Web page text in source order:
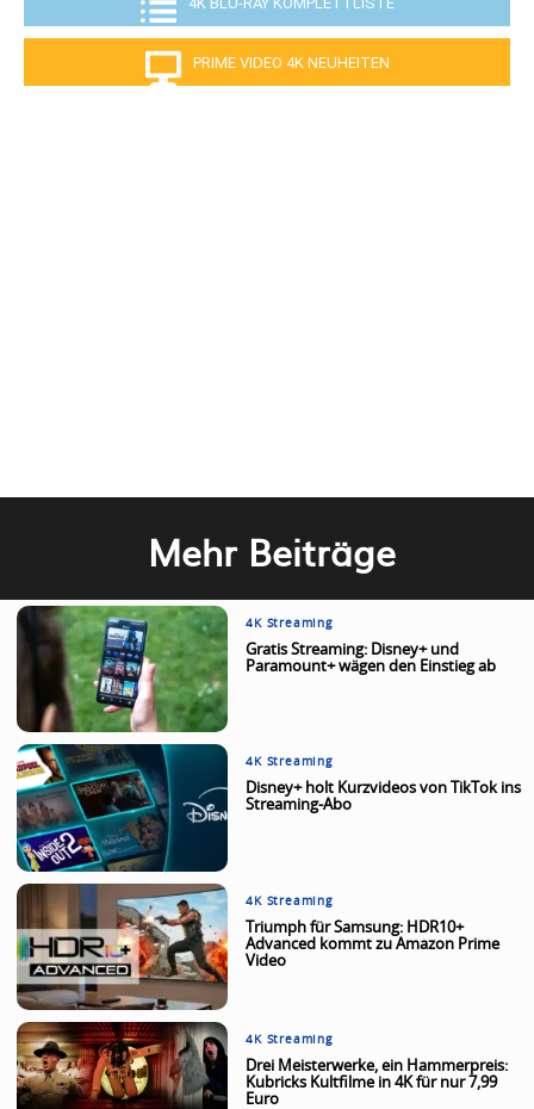
PRIME VIDEO 4K NEUHEITEN
Mehr Beiträge
4K Streaming
Gratis Streaming: Disney+ und
Paramount+ wägen den Einstieg ab
4K Streaming
Disney+ holt Kurzvideos von TikTok ins
Streaming-Abo
4K Streaming
Triumph für Samsung: HDR10+
Advanced kommt zu Amazon Prime
Video
4K Streaming
Drei Meisterwerke, ein Hammerpreis:
Kubricks Kultfilme in 4K für nur 7,99
Euro